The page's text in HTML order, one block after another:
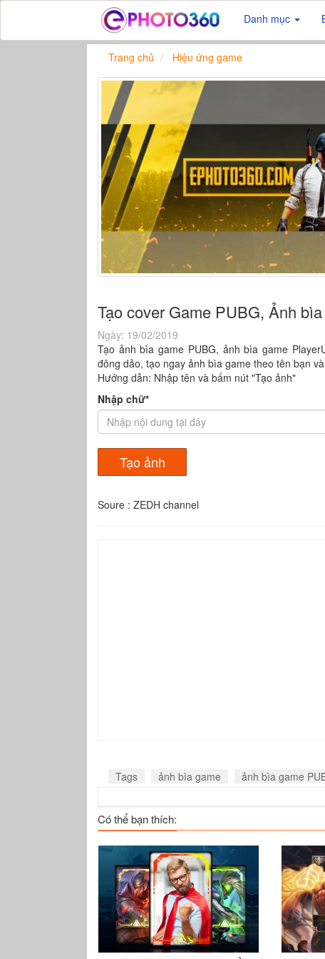
Danh mục
Trang chủ Hiệu ứng game
Tạo cover Game PUBG, Ảnh
Ngày: 19/02/2019
Tạo ảnh bìa game PUBG, ảnh bìa game
đông dảo, tạo ngay ảnh bìa game theo tên bạn
Hướng dẫn: Nhập tên và bấm nút "Tạo ảnh"
Nhập chữ*
Soure : ZEDH channel
Tags ảnh bìa game
ảnh bìa game
Có thể bạn thích: